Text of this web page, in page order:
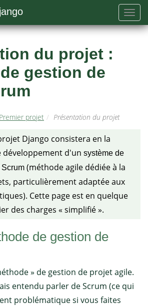
du projet :
gestion de
Premier projet Présentation du projet
Django consistera en la
développement d'un système de
(méthode agile dédiée à la
particulièrement adaptée aux
Cette page est en quelque
des charges « simplifié ».
de gestion de
» de gestion de projet agile.
entendu parler de Scrum (ce qui
problématique si vous faites